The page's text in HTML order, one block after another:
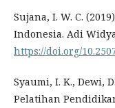
Sujana, I. W. C.
Indonesia. Adi
https://doi.org/
Syaumi, I. K., Dewi,
Pelatihan